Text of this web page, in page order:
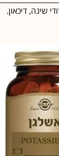
שינה, דיכאון.